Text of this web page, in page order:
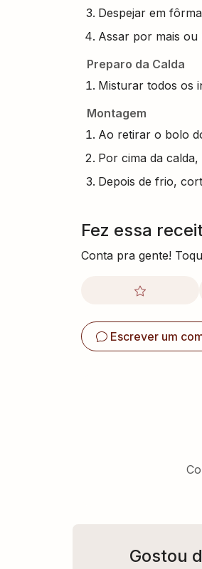
Despejar em
Assar por mais ou
Preparo da Calda
Misturar todos os
Montagem
Ao retirar o bolo
Por cima da
Depois de frio,
Fez essa
Conta pra gente!
Escrever um
Gostou